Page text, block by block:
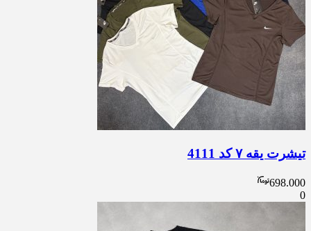
تیشرت یقه ٧ کد 4111
698.000
0